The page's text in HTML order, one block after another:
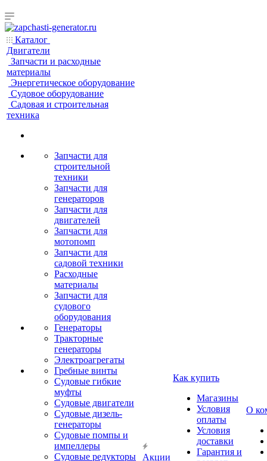
Каталог
Двигатели
Запчасти и расходные
материалы
Энергетическое оборудование
Судовое оборудование
Садовая и строительная
техника
Запчасти для
строительной
техники
Запчасти для
генераторов
Запчасти для
двигателей
Запчасти для
мотопомп
Запчасти для
садовой техники
Расходные
материалы
Запчасти для
судового
оборудования
Генераторы
Тракторные
генераторы
Электроагрегаты
Гребные винты
Судовые гибкие
муфты
Судовые двигатели
Судовые дизель-
генераторы
Судовые помпы и
импеллеры
Судовые редукторы
Акции
Как купить
Магазины
Условия
оплаты
Условия
доставки
Гарантия и
О